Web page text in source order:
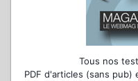
Tous nos
PDF d'articles (sans